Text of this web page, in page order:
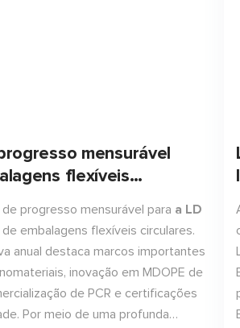
mensurável
flexíveis
progresso mensurável para a LD
embalagens flexíveis circulares.
anual destaca marcos importantes
inovação em MDOPE de
de PCR e certificações
Por meio de uma profunda